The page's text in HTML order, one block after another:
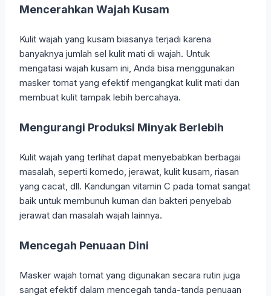
Mencerahkan Wajah Kusam
Kulit wajah yang kusam biasanya terjadi karena
banyaknya jumlah sel kulit mati di wajah. Untuk
mengatasi wajah kusam ini, Anda bisa menggunakan
masker tomat yang efektif mengangkat kulit mati dan
membuat kulit tampak lebih bercahaya.
Mengurangi Produksi Minyak Berlebih
Kulit wajah yang terlihat dapat menyebabkan berbagai
masalah, seperti komedo, jerawat, kulit kusam, riasan
yang cacat, dll. Kandungan vitamin C pada tomat sangat
baik untuk membunuh kuman dan bakteri penyebab
jerawat dan masalah wajah lainnya.
Mencegah Penuaan Dini
Masker wajah tomat yang digunakan secara rutin juga
sangat efektif dalam mencegah tanda-tanda penuaan